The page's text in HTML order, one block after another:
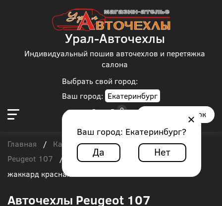
Выбрать свой город:
Ваш город: Екатеринбург
Ваш город: Екатеринбург?
Да Нет
Урал-Авточехлы
Индивидуальный пошив авточехлов и перетяжка
салона
Заказать звонок
Главная / Каталог чехлов / Peugeot /
Peugeot 107
/
Авточехлы Peugeot 107
жаккард красная коса
Авточехлы Peugeot 107